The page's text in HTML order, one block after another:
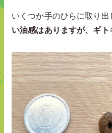
いくつか手のひらに取り
い油感はありますが、ギト